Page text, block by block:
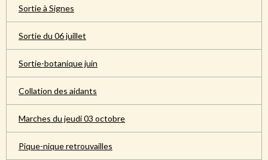
Sortie à Signes
Sortie du 06 juillet
Sortie-botanique juin
Collation des aidants
Marches du jeudi 03 octobre
Pique-nique retrouvailles